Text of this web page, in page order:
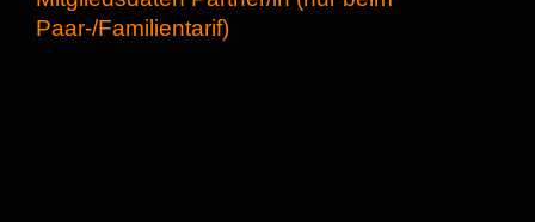
Paar-/Familientarif)